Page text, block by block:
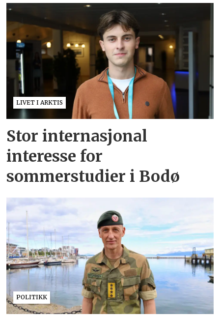
LIVET I ARKTIS
Stor internasjonal
interesse for
sommerstudier i Bodø
POLITIKK